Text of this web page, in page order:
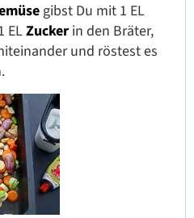
gibst Du mit 1 EL
ELZucker in den Bräter,
und röstest es